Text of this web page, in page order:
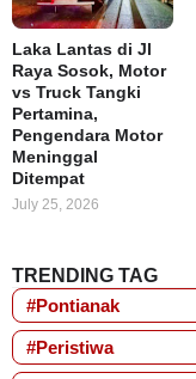
Laka Lantas di Jl
Raya Sosok, Motor
vs Truck Tangki
Pertamina,
Pengendara Motor
Meninggal
Ditempat
July 25, 2026
TRENDING TAG
#Pontianak
#Peristiwa